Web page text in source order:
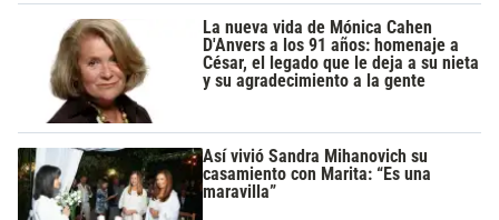
La nueva vida de Mónica Cahen
D'Anvers a los 91 años: homenaje a
César, el legado que le deja a su nieta
y su agradecimiento a la gente
Así vivió Sandra Mihanovich su
casamiento con Marita: “Es una
maravilla”